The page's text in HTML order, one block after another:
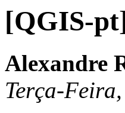
[QGIS-
Alexandre
Terça-